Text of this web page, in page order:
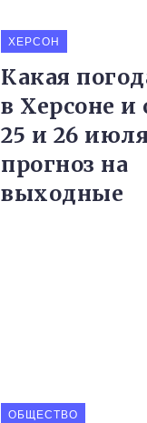
ХЕРСОН
Какая
в Херсоне и
25 и 26
прогноз на
выходные
ОБЩЕСТВО